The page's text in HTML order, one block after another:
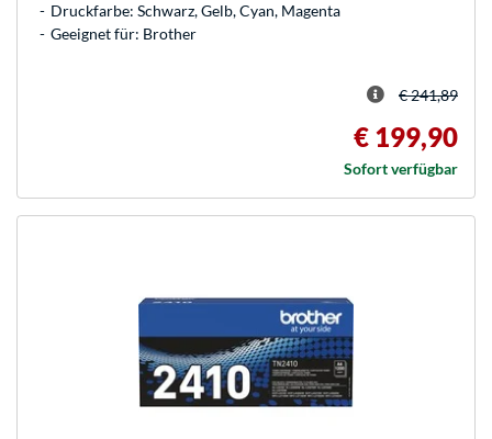
Druckfarbe: Schwarz, Gelb, Cyan, Magenta
Geeignet für: Brother
€ 241,89
€ 199,90
Sofort verfügbar